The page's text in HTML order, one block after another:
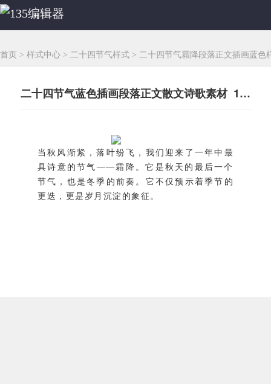
首页 > 样式中心 > 二十四节气样式 > 二十四节气霜降段落正文插画蓝色
二十四节气蓝色插画段落正文散文诗歌素材 149204
当秋风渐紧，落叶纷飞，我们迎来了一年中最
具诗意的节气——霜降。它是秋天的最后一个
节气，也是冬季的前奏。它不仅预示着季节的
更迭，更是岁月沉淀的象征。